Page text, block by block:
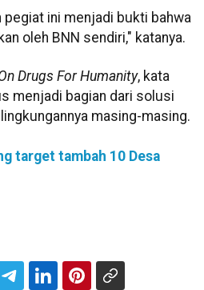
pegiat ini menjadi bukti bahwa
oleh BNN sendiri," katanya.
Drugs For Humanity, kata
menjadi bagian dari solusi
masing-masing.
target tambah 10 Desa